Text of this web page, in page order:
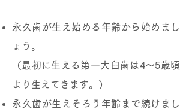
永久歯が生え始める年齢から始めまし
ょう。
（最初に生える第一大臼歯は4～5歳頃
より生えてきます。）
永久歯が生えそろう年齢まで続けまし